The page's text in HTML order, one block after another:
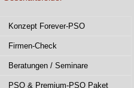
Navigation
überspringen
Konzept Forever-PSO
Firmen-Check
Beratungen / Seminare
PSO & Premium-PSO Paket